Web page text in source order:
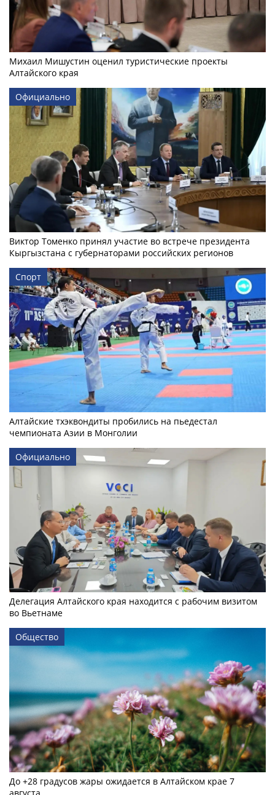
Михаил Мишустин оценил туристические проекты
Алтайского края
Официально
Виктор Томенко принял участие во встрече президента
Кыргызстана с губернаторами российских регионов
Спорт
Алтайские тхэквондиты пробились на пьедестал
чемпионата Азии в Монголии
Официально
Делегация Алтайского края находится с рабочим визитом
во Вьетнаме
Общество
До +28 градусов жары ожидается в Алтайском крае 7